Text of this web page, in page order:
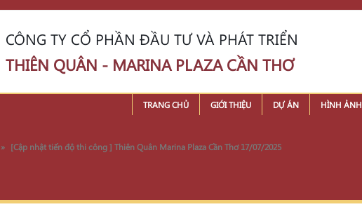
CÔNG TY CỔ PHẦN ĐẦU TƯ VÀ PHÁT TRIỂN
THIÊN QUÂN - MARINA PLAZA CẦN THƠ
TRANG CHỦ GIỚI THIỆU DỰ ÁN HÌNH ẢNH
» [Cập nhật tiến độ thi công ] Thiên Quân Marina Plaza Cần Thơ 17/07/2025